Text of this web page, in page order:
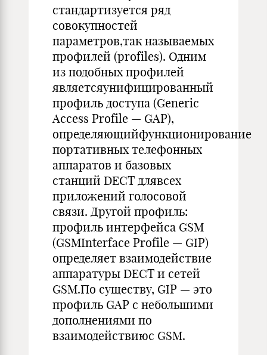
стандартизуется ряд
совокупностей
параметров,так называемых
профилей (profiles). Одним
из подобных профилей
являетсяунифицированный
профиль доступа (Generic
Access Profile — GAP),
определяющийфункционирование
портативных телефонных
аппаратов и базовых
станций DECT длявсех
приложений голосовой
связи. Другой профиль:
профиль интерфейса GSM
(GSMInterface Profile — GIP)
определяет взаимодействие
аппаратуры DECT и сетей
GSM.По существу, GIP — это
профиль GAP с небольшими
дополнениями по
взаимодействиюс GSM.